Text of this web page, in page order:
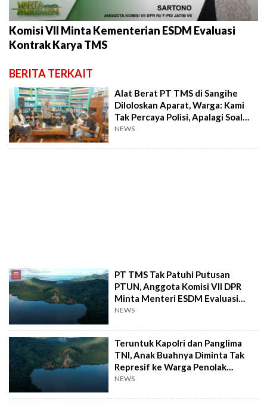
Komisi VII Minta Kementerian ESDM Evaluasi
Kontrak Karya TMS
BERITA TERKAIT
Alat Berat PT TMS di Sangihe
Diloloskan Aparat, Warga: Kami
Tak Percaya Polisi, Apalagi Soal
Sambo
NEWS
PT TMS Tak Patuhi Putusan
PTUN, Anggota Komisi VII DPR
Minta Menteri ESDM Evaluasi
Seluruh Izin Tambang di Pulau
NEWS
Teruntuk Kapolri dan Panglima
TNI, Anak Buahnya Diminta Tak
Represif ke Warga Penolak
Tambang PT TMS
NEWS